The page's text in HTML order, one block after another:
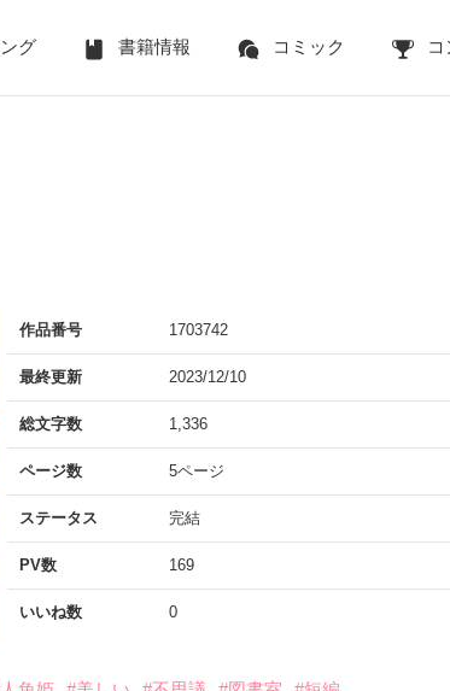
グ 書籍情報 コミック コ
作品番号 1703742
最終更新 2023/12/10
総文字数 1,336
ページ数 5ページ
ステータス 完結
PV数 169
いいね数 0